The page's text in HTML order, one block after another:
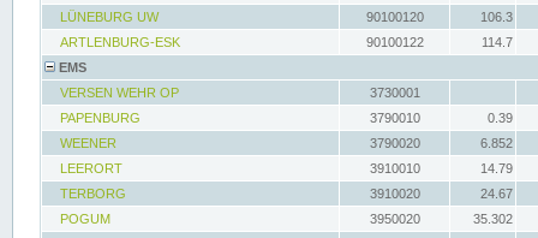
LÜNEBURG UW
90100120
106.3
ARTLENBURG-ESK
90100122
114.7
EMS
VERSEN WEHR OP
3730001
PAPENBURG
3790010
0.39
WEENER
3790020
6.852
LEERORT
3910010
14.79
TERBORG
3910020
24.67
POGUM
3950020
35.302